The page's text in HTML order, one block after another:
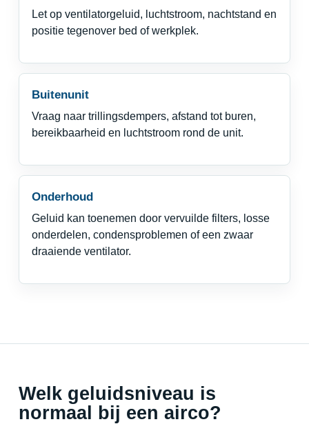
Let op ventilatorgeluid, luchtstroom, nachtstand en
positie tegenover bed of werkplek.
Buitenunit
Vraag naar trillingsdempers, afstand tot buren,
bereikbaarheid en luchtstroom rond de unit.
Onderhoud
Geluid kan toenemen door vervuilde filters, losse
onderdelen, condensproblemen of een zwaar
draaiende ventilator.
Welk geluidsniveau is
normaal bij een airco?